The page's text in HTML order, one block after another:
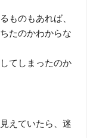
ものもあれば、
たのかわからな
てしまったのか
えていたら、迷